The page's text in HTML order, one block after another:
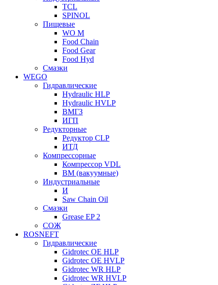
TCL
SPINOL
Пищевые
WO M
Food Chain
Food Gear
Food Hyd
Смазки
WEGO
Гидравлические
Hydraulic HLP
Hydraulic HVLP
ВМГЗ
ИГП
Редукторные
Редуктор CLP
ИТД
Компрессорные
Компрессор VDL
ВМ (вакуумные)
Индустриальные
И
Saw Chain Oil
Смазки
Grease EP 2
СОЖ
ROSNEFT
Гидравлические
Gidrotec OE HLP
Gidrotec OE HVLP
Gidrotec WR HLP
Gidrotec WR HVLP